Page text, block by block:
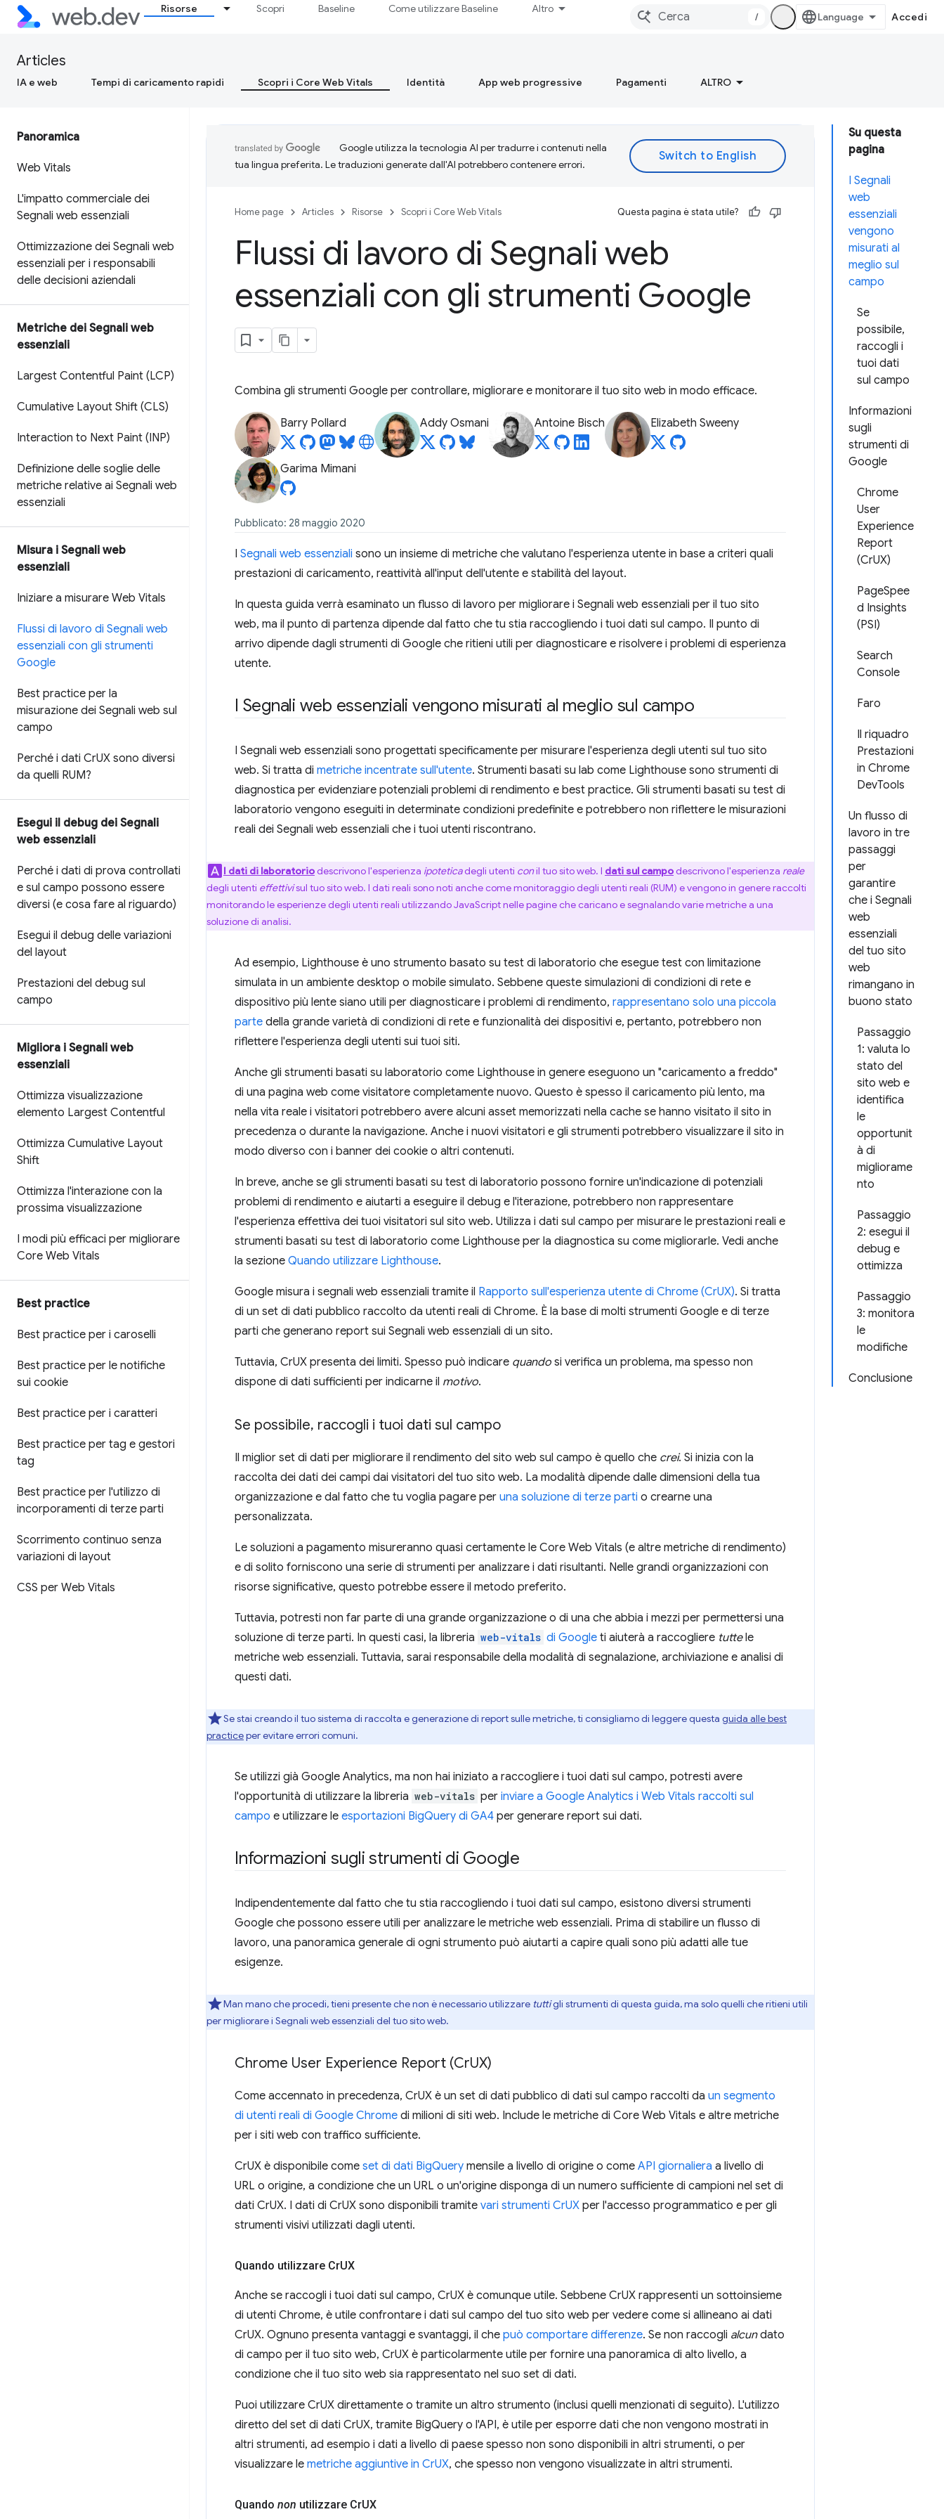
Risorse Scopri Baseline Come utilizzare Baseline Altro
/ Accedi
Articles
IA e web Tempi di caricamento rapidi Scopri i Core Web Vitals Identità App web progressive Pagamenti ALTRO
Panoramica
Web Vitals
L'impatto commerciale dei
Segnali web essenziali
Ottimizzazione dei Segnali web
essenziali per i responsabili
delle decisioni aziendali
Metriche dei Segnali web
essenziali
Largest Contentful Paint (LCP)
Cumulative Layout Shift (CLS)
Interaction to Next Paint (INP)
Definizione delle soglie delle
metriche relative ai Segnali web
essenziali
Misura i Segnali web
essenziali
Iniziare a misurare Web Vitals
Flussi di lavoro di Segnali web
essenziali con gli strumenti
Google
Best practice per la
misurazione dei Segnali web sul
campo
Perché i dati CrUX sono diversi
da quelli RUM?
Esegui il debug dei Segnali
web essenziali
Perché i dati di prova controllati
e sul campo possono essere
diversi (e cosa fare al riguardo)
Esegui il debug delle variazioni
del layout
Prestazioni del debug sul
campo
Migliora i Segnali web
essenziali
Ottimizza visualizzazione
elemento Largest Contentful
Ottimizza Cumulative Layout
Shift
Ottimizza l'interazione con la
prossima visualizzazione
I modi più efficaci per migliorare
Core Web Vitals
Best practice
Best practice per i caroselli
Best practice per le notifiche
sui cookie
Best practice per i caratteri
Best practice per tag e gestori
tag
Best practice per l'utilizzo di
incorporamenti di terze parti
Scorrimento continuo senza
variazioni di layout
CSS per Web Vitals
Su questa
pagina
I Segnali
web
essenziali
vengono
misurati al
meglio sul
campo
Se
possibile,
raccogli i
tuoi dati
sul campo
Informazioni
sugli
strumenti di
Google
Chrome
User
Experience
Report
(CrUX)
PageSpee
d Insights
(PSI)
Search
Console
Faro
Il riquadro
Prestazioni
in Chrome
DevTools
Un flusso di
lavoro in tre
passaggi
per
garantire
che i Segnali
web
essenziali
del tuo sito
web
rimangano in
buono stato
Passaggio
1: valuta lo
stato del
sito web e
identifica
le
opportunit
à di
migliorame
nto
Passaggio
2: esegui il
debug e
ottimizza
Passaggio
3: monitora
le
modifiche
Conclusione
Google utilizza la tecnologia AI per tradurre i contenuti nella
tua lingua preferita. Le traduzioni generate dall'AI potrebbero contenere errori.
Home page Articles Risorse Scopri i Core Web Vitals Questa pagina è stata utile?
Flussi di lavoro di Segnali web
essenziali con gli strumenti Google
Combina gli strumenti Google per controllare, migliorare e monitorare il tuo sito web in modo efficace.
Barry Pollard Addy Osmani Antoine Bisch Elizabeth Sweeny
Garima Mimani
Pubblicato: 28 maggio 2020
I Segnali web essenziali sono un insieme di metriche che valutano l'esperienza utente in base a criteri quali
prestazioni di caricamento, reattività all'input dell'utente e stabilità del layout.
In questa guida verrà esaminato un flusso di lavoro per migliorare i Segnali web essenziali per il tuo sito
web, ma il punto di partenza dipende dal fatto che tu stia raccogliendo i tuoi dati sul campo. Il punto di
arrivo dipende dagli strumenti di Google che ritieni utili per diagnosticare e risolvere i problemi di esperienza
utente.
I Segnali web essenziali vengono misurati al meglio sul campo
I Segnali web essenziali sono progettati specificamente per misurare l'esperienza degli utenti sul tuo sito
web. Si tratta di metriche incentrate sull'utente. Strumenti basati su lab come Lighthouse sono strumenti di
diagnostica per evidenziare potenziali problemi di rendimento e best practice. Gli strumenti basati su test di
laboratorio vengono eseguiti in determinate condizioni predefinite e potrebbero non riflettere le misurazioni
reali dei Segnali web essenziali che i tuoi utenti riscontrano.
I dati di laboratoriodescrivono l'esperienza ipoteticadegli utenti conil tuo sito web. I dati sul campodescrivono l'esperienza reale
degli utenti effettivisul tuo sito web. I dati reali sono noti anche come monitoraggio degli utenti reali (RUM) e vengono in genere raccolti
monitorando le esperienze degli utenti reali utilizzando JavaScript nelle pagine che caricano e segnalando varie metriche a una
soluzione di analisi.
Ad esempio, Lighthouse è uno strumento basato su test di laboratorio che esegue test con limitazione
simulata in un ambiente desktop o mobile simulato. Sebbene queste simulazioni di condizioni di rete e
dispositivo più lente siano utili per diagnosticare i problemi di rendimento, rappresentano solo una piccola
parte della grande varietà di condizioni di rete e funzionalità dei dispositivi e, pertanto, potrebbero non
riflettere l'esperienza degli utenti sui tuoi siti.
Anche gli strumenti basati su laboratorio come Lighthouse in genere eseguono un "caricamento a freddo"
di una pagina web come visitatore completamente nuovo. Questo è spesso il caricamento più lento, ma
nella vita reale i visitatori potrebbero avere alcuni asset memorizzati nella cache se hanno visitato il sito in
precedenza o durante la navigazione. Anche i nuovi visitatori e gli strumenti potrebbero visualizzare il sito in
modo diverso con i banner dei cookie o altri contenuti.
In breve, anche se gli strumenti basati su test di laboratorio possono fornire un'indicazione di potenziali
problemi di rendimento e aiutarti a eseguire il debug e l'iterazione, potrebbero non rappresentare
l'esperienza effettiva dei tuoi visitatori sul sito web. Utilizza i dati sul campo per misurare le prestazioni reali e
strumenti basati su test di laboratorio come Lighthouse per la diagnostica su come migliorarle. Vedi anche
la sezione Quando utilizzare Lighthouse.
Google misura i segnali web essenziali tramite il Rapporto sull'esperienza utente di Chrome (CrUX). Si tratta
di un set di dati pubblico raccolto da utenti reali di Chrome. È la base di molti strumenti Google e di terze
parti che generano report sui Segnali web essenziali di un sito.
Tuttavia, CrUX presenta dei limiti. Spesso può indicare quando si verifica un problema, ma spesso non
dispone di dati sufficienti per indicarne il motivo.
Se possibile, raccogli i tuoi dati sul campo
Il miglior set di dati per migliorare il rendimento del sito web sul campo è quello che crei. Si inizia con la
raccolta dei dati dei campi dai visitatori del tuo sito web. La modalità dipende dalle dimensioni della tua
organizzazione e dal fatto che tu voglia pagare per una soluzione di terze parti o crearne una
personalizzata.
Le soluzioni a pagamento misureranno quasi certamente le Core Web Vitals (e altre metriche di rendimento)
e di solito forniscono una serie di strumenti per analizzare i dati risultanti. Nelle grandi organizzazioni con
risorse significative, questo potrebbe essere il metodo preferito.
Tuttavia, potresti non far parte di una grande organizzazione o di una che abbia i mezzi per permettersi una
soluzione di terze parti. In questi casi, la libreria web-vitals di Google ti aiuterà a raccogliere tuttele
metriche web essenziali. Tuttavia, sarai responsabile della modalità di segnalazione, archiviazione e analisi di
questi dati.
Se stai creando il tuo sistema di raccolta e generazione di report sulle metriche, ti consigliamo di leggere questa guida alle best
practiceper evitare errori comuni.
Se utilizzi già Google Analytics, ma non hai iniziato a raccogliere i tuoi dati sul campo, potresti avere
l'opportunità di utilizzare la libreria web-vitals per inviare a Google Analytics i Web Vitals raccolti sul
campo e utilizzare le esportazioni BigQuery di GA4 per generare report sui dati.
Informazioni sugli strumenti di Google
Indipendentemente dal fatto che tu stia raccogliendo i tuoi dati sul campo, esistono diversi strumenti
Google che possono essere utili per analizzare le metriche web essenziali. Prima di stabilire un flusso di
lavoro, una panoramica generale di ogni strumento può aiutarti a capire quali sono più adatti alle tue
esigenze.
Man mano che procedi, tieni presente che non è necessario utilizzare tuttigli strumenti di questa guida, ma solo quelli che ritieni utili
per migliorare i Segnali web essenziali del tuo sito web.
Chrome User Experience Report (CrUX)
Come accennato in precedenza, CrUX è un set di dati pubblico di dati sul campo raccolti da un segmento
di utenti reali di Google Chrome di milioni di siti web. Include le metriche di Core Web Vitals e altre metriche
per i siti web con traffico sufficiente.
CrUX è disponibile come set di dati BigQuery mensile a livello di origine o come API giornaliera a livello di
URL o origine, a condizione che un URL o un'origine disponga di un numero sufficiente di campioni nel set di
dati CrUX. I dati di CrUX sono disponibili tramite vari strumenti CrUX per l'accesso programmatico e per gli
strumenti visivi utilizzati dagli utenti.
Quando utilizzare CrUX
Anche se raccogli i tuoi dati sul campo, CrUX è comunque utile. Sebbene CrUX rappresenti un sottoinsieme
di utenti Chrome, è utile confrontare i dati sul campo del tuo sito web per vedere come si allineano ai dati
CrUX. Ognuno presenta vantaggi e svantaggi, il che può comportare differenze. Se non raccogli alcundato
di campo per il tuo sito web, CrUX è particolarmente utile per fornire una panoramica di alto livello, a
condizione che il tuo sito web sia rappresentato nel suo set di dati.
Puoi utilizzare CrUX direttamente o tramite un altro strumento (inclusi quelli menzionati di seguito). L'utilizzo
diretto del set di dati CrUX, tramite BigQuery o l'API, è utile per esporre dati che non vengono mostrati in
altri strumenti, ad esempio i dati a livello di paese spesso non sono disponibili in altri strumenti, o per
visualizzare le metriche aggiuntive in CrUX, che spesso non vengono visualizzate in altri strumenti.
Quando non utilizzare CrUX